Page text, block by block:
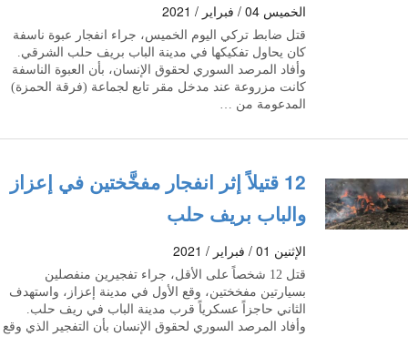
الخميس 04 / فبراير / 2021
قتل ضابط تركي اليوم الخميس، جراء انفجار عبوة ناسفة
كان يحاول تفكيكها في مدينة الباب بريف حلب الشرقي.
وأفاد المرصد السوري لحقوق الإنسان، بأن العبوة الناسفة
كانت مزروعة عند مدخل مقر تابع لجماعة (فرقة الحمزة)
المدعومة من …
12 قتيلاً إثر انفجار مفخَّختين في إعزاز
والباب بريف حلب
الإثنين 01 / فبراير / 2021
قتل 12 شخصاً على الأقل، جراء تفجيرين منفصلين
بسيارتين مفخختين، وقع الأول في مدينة إعزاز، واستهدف
الثاني حاجزاً عسكرياً قرب مدينة الباب في ريف حلب.
وأفاد المرصد السوري لحقوق الإنسان بأن التفجير الذي وقع